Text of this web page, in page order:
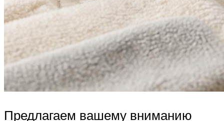
Предлагаем вашему вниманию